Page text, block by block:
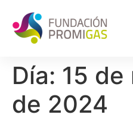
Día: 15 de
de 2024